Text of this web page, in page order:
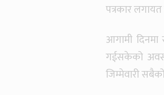
पत्रकार
आगामी
गईसकेको
जिम्मेवारी